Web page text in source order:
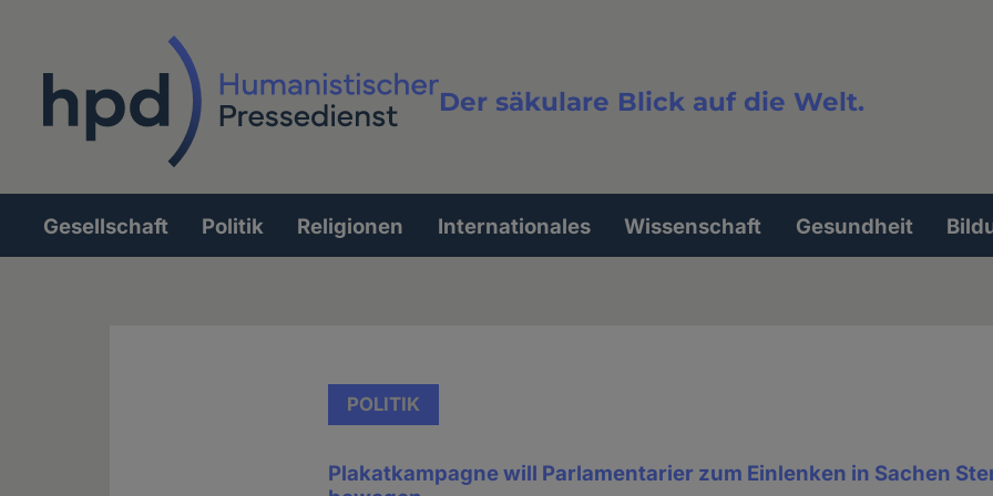
Der säkulare Blick auf die Welt.
Volltextsuche
Hauptnavigation
Gesellschaft Politik Religionen Internationales Wissenschaft Gesundheit
POLITIK
Plakatkampagne will Parlamentarier zum Einlenken in Sachen